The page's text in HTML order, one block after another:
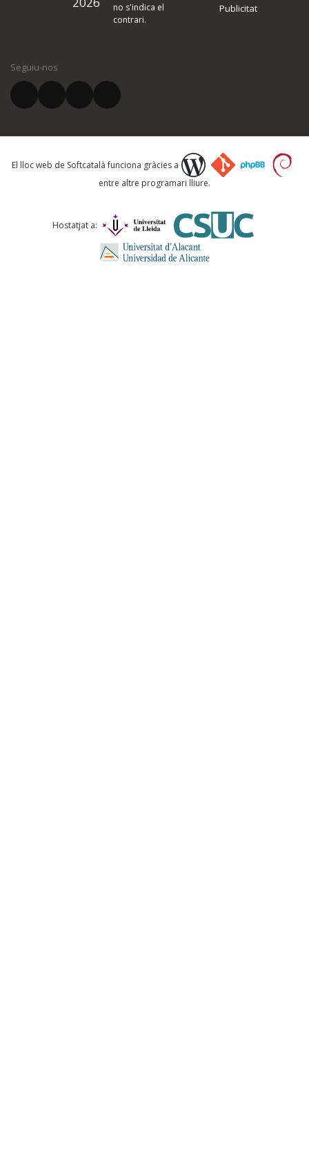
quina és la millora que proposeu o l'error del qual voleu informar-
El vostre correu electrònic *
Què proposeu?
Comentari *
no s'indica el
contrari.
Publicitat
Seguiu-nos
El lloc web de Softcatalà funciona gràcies a
entre altre programari lliure.
Hostatjat a: